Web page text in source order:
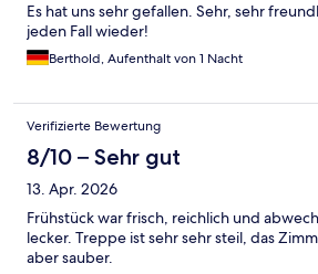
Es hat uns sehr gefallen. Sehr, sehr
jeden Fall wieder!
Berthold, Aufenthalt von 1 Nacht
Verifizierte Bewertung
8/10 – Sehr gut
13. Apr. 2026
Frühstück war frisch, reichlich und
lecker. Treppe ist sehr sehr steil, das
aber sauber.